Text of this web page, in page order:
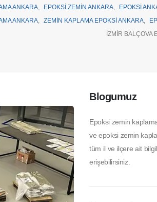
ANKARA
EPOKSI ZEMIN ANKARA EPOKSI
ANKARA
ZEMIN KAPLAMA EPOKSI ANKARA
İZMIR BALÇOVA
Blogumuz
Epoksi zemin
ve epoksi zemin
tüm il ve ilçere ait
erişebilirsiniz.